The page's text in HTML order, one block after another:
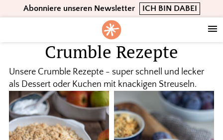
to
to
to
Abonniere unseren Newsletter ICH BIN DABEI
Crumble Rezepte
Unsere Crumble Rezepte - super schnell und lecker
als Dessert oder Kuchen mit knackigen Streuseln.